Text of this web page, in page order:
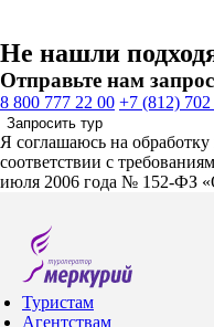
Не нашли
Отправьте нам
8 800 777 22 00 +7 (812)
Запросить тур
Я соглашаюсь на
соответствии с
июля 2006 года № 152-ФЗ
Туристам
Агентствам